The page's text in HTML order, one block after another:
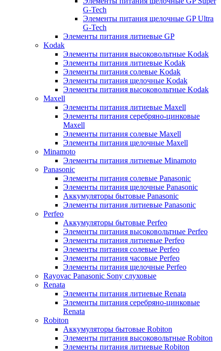
G-Tech
Элементы питания щелочные GP Ultra
G-Tech
Элементы питания литиевые GP
Kodak
Элементы питания высоковольтные Kodak
Элементы питания литиевые Kodak
Элементы питания солевые Kodak
Элементы питания щелочные Kodak
Элементы питания высоковольтные Kodak
Maxell
Элементы питания литиевые Maxell
Элементы питания серебряно-цинковые
Maxell
Элементы питания солевые Maxell
Элементы питания щелочные Maxell
Minamoto
Элементы питания литиевые Minamoto
Panasonic
Элементы питания солевые Panasonic
Элементы питания щелочные Panasonic
Аккумуляторы бытовые Panasonic
Элементы питания литиевые Panasonic
Perfeo
Аккумуляторы бытовые Perfeo
Элементы питания высоковольтные Perfeo
Элементы питания литиевые Perfeo
Элементы питания солевые Perfeo
Элементы питания часовые Perfeo
Элементы питания щелочные Perfeo
Rayovac Panasonic Sony слуховые
Renata
Элементы питания литиевые Renata
Элементы питания серебряно-цинковые
Renata
Robiton
Аккумуляторы бытовые Robiton
Элементы питания высоковольтные Robiton
Элементы питания литиевые Robiton